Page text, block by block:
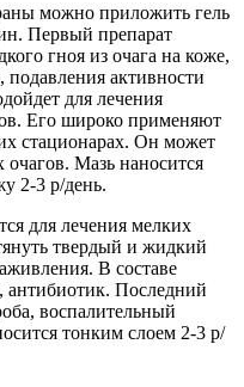
можно приложить гель
Первый препарат
гноя из очага на коже,
активности
для лечения
Его широко применяют
стационарах. Он может
очагов. Мазь наносится
2-3 р/день.
для лечения мелких
твердый и жидкий
В составе
антибиотик. Последний
воспалительный
тонким слоем 2-3 р/